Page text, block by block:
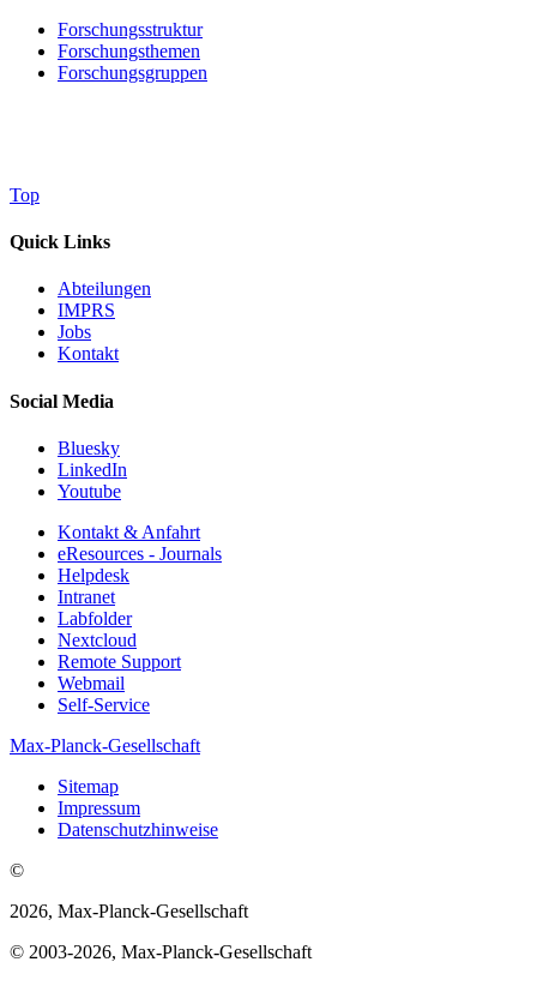
Forschungsstruktur
Forschungsthemen
Forschungsgruppen
Top
Quick Links
Abteilungen
IMPRS
Jobs
Kontakt
Social Media
Bluesky
LinkedIn
Youtube
Kontakt & Anfahrt
eResources - Journals
Helpdesk
Intranet
Labfolder
Nextcloud
Remote Support
Webmail
Self-Service
Max-Planck-Gesellschaft
Sitemap
Impressum
Datenschutzhinweise
©
2026, Max-Planck-Gesellschaft
© 2003-2026, Max-Planck-Gesellschaft